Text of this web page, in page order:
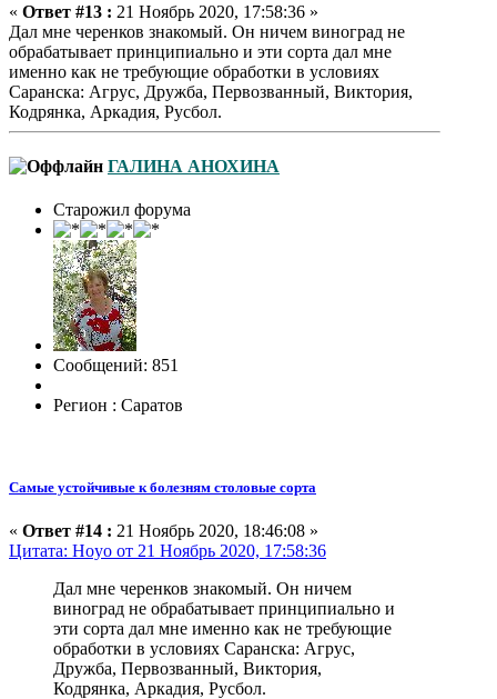
« Ответ #13 : 21 Ноябрь 2020, 17:58:36 »
Дал мне черенков знакомый. Он ничем виноград не
обрабатывает принципиально и эти сорта дал мне
именно как не требующие обработки в условиях
Саранска: Агрус, Дружба, Первозванный, Виктория,
Кодрянка, Аркадия, Русбол.
ГАЛИНА АНОХИНА
Старожил форума
Сообщений: 851
Регион : Саратов
Самые устойчивые к болезням столовые сорта
« Ответ #14 : 21 Ноябрь 2020, 18:46:08 »
Цитата: Hoyo от 21 Ноябрь 2020, 17:58:36
Дал мне черенков знакомый. Он ничем
виноград не обрабатывает принципиально и
эти сорта дал мне именно как не требующие
обработки в условиях Саранска: Агрус,
Дружба, Первозванный, Виктория,
Кодрянка, Аркадия, Русбол.